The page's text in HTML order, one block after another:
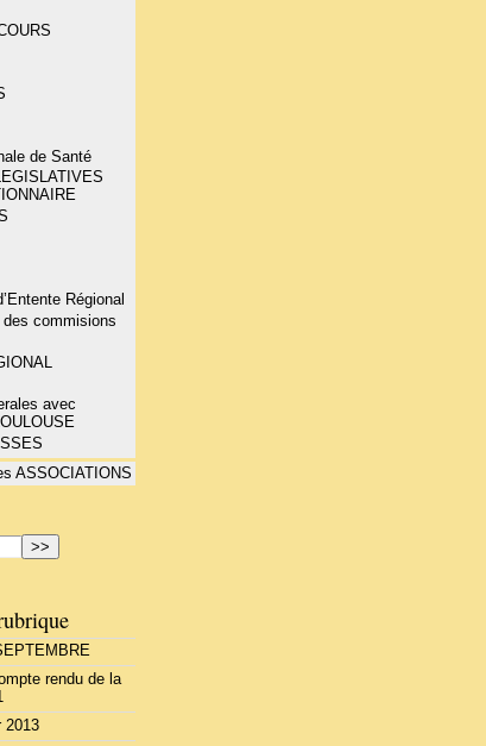
de Santé
Régional
commisions
avec
ASSOCIATIONS
rendu de la
2013